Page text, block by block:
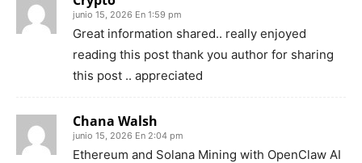
junio 15, 2026 En 1:59 pm
Great information shared.. really enjoyed
reading this post thank you author for sharing
this post .. appreciated
Chana Walsh
junio 15, 2026 En 2:04 pm
Ethereum and Solana Mining with OpenClaw AI